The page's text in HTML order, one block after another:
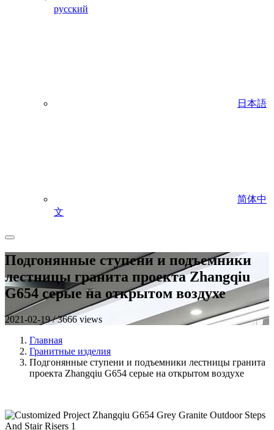
русский
日本語
简体中
文
Подгонянные ступени и подъемники
лестницы гранита проекта Zhangqiu
G654 серые на открытом воздухе
2021-02-19 / 3666 views
Главная
Гранитные изделия
Подгонянные ступени и подъемники лестницы гранита
проекта Zhangqiu G654 серые на открытом воздухе